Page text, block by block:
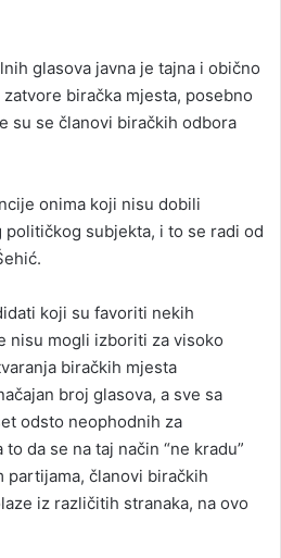
glasova javna je tajna i obično
biračka mjesta, posebno
su se članovi biračkih odbora
onima koji nisu dobili
subjekta, i to se radi od
koji su favoriti nekih
nisu mogli izboriti za visoko
biračkih mjesta
broj glasova, a sve sa
odsto neophodnih za
da se na taj način “ne kradu”
članovi biračkih
iz različitih stranaka, na ovo